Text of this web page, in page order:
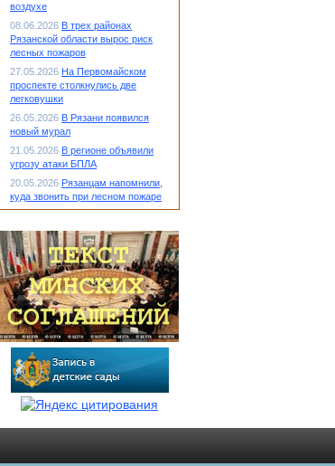
воздухе
08.06.2026 В трех районах
Рязанской области вырос риск
лесных пожаров
27.05.2026 На Первомайском
проспекте столкнулись две
легковушки
26.05.2026 В Рязани появился
новый мурал
21.05.2026 В регионе объявили
угрозу атаки БПЛА
20.05.2026 Рязанцам напомнили,
куда звонить при лесном пожаре